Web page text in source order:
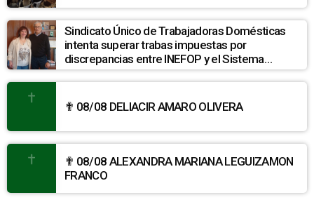
Sindicato Único de Trabajadoras Domésticas
intenta superar trabas impuestas por
discrepancias entre INEFOP y el Sistema
Nacional de Cuidados
✟ 08/08 DELIACIR AMARO OLIVERA
✟ 08/08 ALEXANDRA MARIANA LEGUIZAMON
FRANCO